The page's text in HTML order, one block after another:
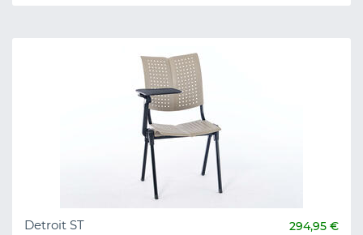
Detroit ST 294,95 €